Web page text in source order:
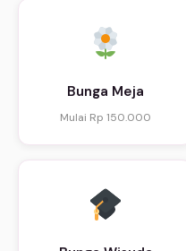
Bunga Meja
Mulai Rp 150.000